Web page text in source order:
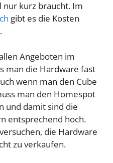
nur kurz braucht. Im
gibt es die Kosten
Angeboten im
man die Hardware fast
wenn man den Cube
man den Homespot
und damit sind die
entsprechend hoch.
die Hardware
zu verkaufen.